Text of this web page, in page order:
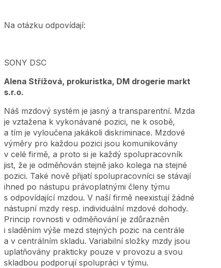
Na otázku odpovídají:
SONY DSC
Alena Střížová, prokuristka, DM drogerie markt
s.r.o.
Náš mzdový systém je jasný a transparentní. Mzda
je vztažena k vykonávané pozici, ne k osobě,
a tím je vyloučena jakákoli diskriminace. Mzdové
výměry pro každou pozici jsou komunikovány
v celé firmě, a proto si je každý spolupracovník
jist, že je odměňován stejně jako kolega na stejné
pozici. Také nově přijatí spolupracovníci se stávají
ihned po nástupu právoplatnými členy týmu
s odpovídající mzdou. V naší firmě neexistují žádné
nástupní mzdy resp. individuální mzdové dohody.
Princip rovnosti v odměňování je zdůrazněn
i sladěním výše mezd stejných pozic na centrále
a v centrálním skladu. Variabilní složky mzdy jsou
uplatňovány prakticky pouze v provozu a svou
skladbou podporují spolupráci v týmu.